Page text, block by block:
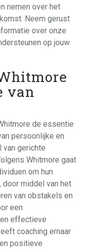
nemen over het
Neem gerust
over onze
op jouw
van
de essentie
persoonlijke en
gerichte
Whitmore gaat
om hun
middel van het
van obstakels en
een
effectieve
coaching ernaar
positieve